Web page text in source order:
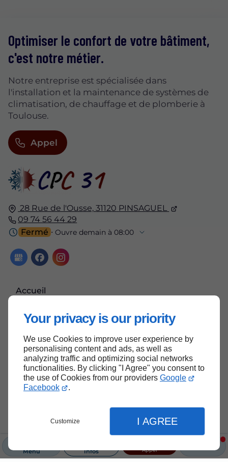
Your privacy is our priority
We use Cookies to improve user experience by
personalising content and ads, as well as
analyzing traffic and optimizing social networks
functionalities. By clicking "I Agree" you consent to
the use of Cookies from our providers Google
Facebook
.
Customize I AGREE
Menu Infos Appel
28 Rue de l'Ousse, 31120 PINSAGUEL
09 74 56 44 29
Fermé ⋅ Ouvre demain à 08:00
Accueil
Mentions légales
Plan du site
Optimiser le confort de votre bâtiment,
c'est notre métier.
Notre entreprise est spécialisée dans
l'installation et la maintenance de systèmes de
climatisation, de chauffage et de plomberie à
Toulouse.
Appel
Haut de page